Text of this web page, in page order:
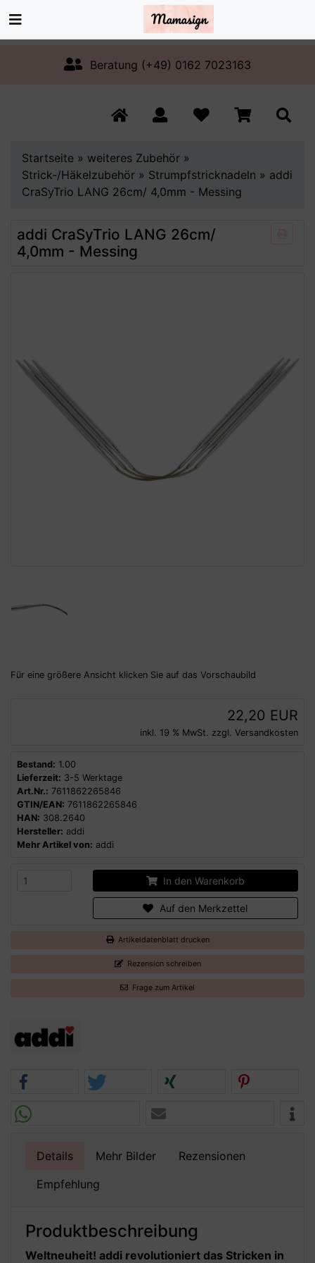
Beratung (+49) 0162 7023163
Startseite » weiteres Zubehör »
Strick-/Häkelzubehör » Strumpfstricknadeln » addi
CraSyTrio LANG 26cm/ 4,0mm - Messing
addi CraSyTrio LANG 26cm/
4,0mm - Messing
Für eine größere Ansicht klicken Sie auf das Vorschaubild
22,20 EUR
inkl. 19 % MwSt. zzgl. Versandkosten
Bestand: 1.00
Lieferzeit: 3-5 Werktage
Art.Nr.: 7611862265846
GTIN/EAN: 7611862265846
HAN: 308.2640
Hersteller: addi
Mehr Artikel von: addi
In den Warenkorb
Auf den Merkzettel
Artikeldatenblatt drucken
Rezension schreiben
Frage zum Artikel
Details Mehr Bilder
Rezensionen
Empfehlung
Produktbeschreibung
Weltneuheit! addi revolutioniert das Stricken in